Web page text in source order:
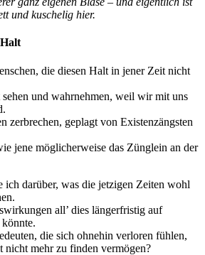
und kuschelig hier.
die diesen Halt in jener Zeit nicht
und wahrnehmen, weil wir mit uns
zerbrechen, geplagt von Existenzängsten
jene möglicherweise das Zünglein an der
ich darüber, was die jetzigen Zeiten wohl
all’ dies längerfristig auf
die sich ohnehin verloren fühlen,
nicht mehr zu finden vermögen?